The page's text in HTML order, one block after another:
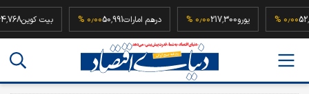
یورو217,300 درهم امارات50,991 بیت